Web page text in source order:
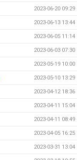
2023-06-20 09:29
2023-06-13 13:44
2023-06-05 11:14
2023-06-03 07:30
2023-05-19 10:00
2023-05-10 13:29
2023-04-12 18:36
2023-04-11 15:04
2023-04-11 08:49
2023-04-05 16:25
2023-03-31 13:04